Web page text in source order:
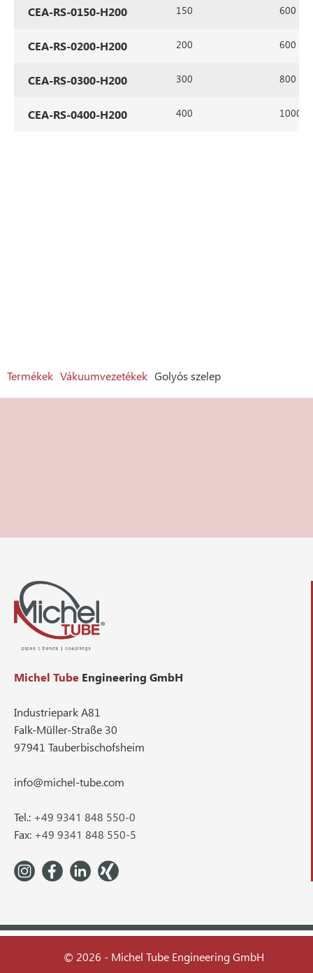
CEA-RS-0150-H200 150 600
CEA-RS-0200-H200 200 600
CEA-RS-0300-H200 300 800
CEA-RS-0400-H200 400 1000
Termékek Vákuumvezetékek Golyós szelep
Michel Tube Engineering GmbH
Industriepark A81
Falk-Müller-Straße 30
97941 Tauberbischofsheim
info@michel-tube.com
Tel.: +49 9341 848 550-0
Fax: +49 9341 848 550-5
© 2026 - Michel Tube Engineering GmbH